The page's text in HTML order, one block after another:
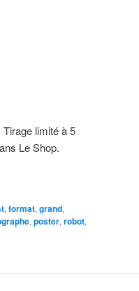
limité à 5
Le Shop.
, format, grand,
, poster, robot,